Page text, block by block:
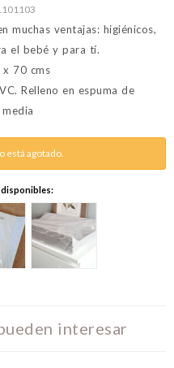
muchas ventajas: higiénicos,
el bebé y para tí.
70 cms
Relleno en espuma de
está agotado.
interesar